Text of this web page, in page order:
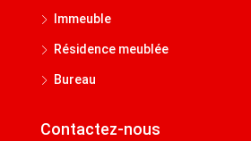
Immeuble
Résidence meublée
Bureau
Contactez-nous